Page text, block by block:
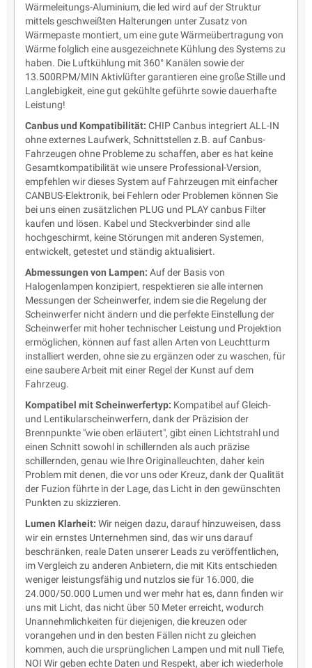
Wärmeleitungs-Aluminium, die led wird auf der Struktur
mittels geschweißten Halterungen unter Zusatz von
Wärmepaste montiert, um eine gute Wärmeübertragung von
Wärme folglich eine ausgezeichnete Kühlung des Systems zu
haben. Die Luftkühlung mit 360° Kanälen sowie der
13.500RPM/MIN Aktivlüfter garantieren eine große Stille und
Langlebigkeit, eine gut gekühlte geführte sowie dauerhafte
Leistung!
Canbus und Kompatibilität: CHIP Canbus integriert ALL-IN
ohne externes Laufwerk, Schnittstellen z.B. auf Canbus-
Fahrzeugen ohne Probleme zu schaffen, aber es hat keine
Gesamtkompatibilität wie unsere Professional-Version,
empfehlen wir dieses System auf Fahrzeugen mit einfacher
CANBUS-Elektronik, bei Fehlern oder Problemen können Sie
bei uns einen zusätzlichen PLUG und PLAY canbus Filter
kaufen und lösen. Kabel und Steckverbinder sind alle
hochgeschirmt, keine Störungen mit anderen Systemen,
entwickelt, getestet und ständig aktualisiert.
Abmessungen von Lampen: Auf der Basis von
Halogenlampen konzipiert, respektieren sie alle internen
Messungen der Scheinwerfer, indem sie die Regelung der
Scheinwerfer nicht ändern und die perfekte Einstellung der
Scheinwerfer mit hoher technischer Leistung und Projektion
ermöglichen, können auf fast allen Arten von Leuchtturm
installiert werden, ohne sie zu ergänzen oder zu waschen, für
eine saubere Arbeit mit einer Regel der Kunst auf dem
Fahrzeug.
Kompatibel mit Scheinwerfertyp: Kompatibel auf Gleich-
und Lentikularscheinwerfern, dank der Präzision der
Brennpunkte "wie oben erläutert", gibt einen Lichtstrahl und
einen Schnitt sowohl in schillernden als auch präzise
schillernden, genau wie Ihre Originalleuchten, daher kein
Problem mit denen, die vor uns oder Kreuz, dank der Qualität
der Fuzion führte in der Lage, das Licht in den gewünschten
Punkten zu skizzieren.
Lumen Klarheit: Wir neigen dazu, darauf hinzuweisen, dass
wir ein ernstes Unternehmen sind, das wir uns darauf
beschränken, reale Daten unserer Leads zu veröffentlichen,
im Vergleich zu anderen Anbietern, die mit Kits entschieden
weniger leistungsfähig und nutzlos sie für 16.000, die
24.000/50.000 Lumen und wer mehr hat es, dann finden wir
uns mit Licht, das nicht über 50 Meter erreicht, wodurch
Unannehmlichkeiten für diejenigen, die kreuzen oder
vorangehen und in den besten Fällen nicht zu gleichen
kommen, auch die ursprünglichen Lampen und mit null Tiefe,
NOI Wir geben echte Daten und Respekt, aber ich wiederhole